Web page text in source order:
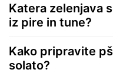
Katera zelenjava
iz pire in tune?
Kako pripravite
solato?